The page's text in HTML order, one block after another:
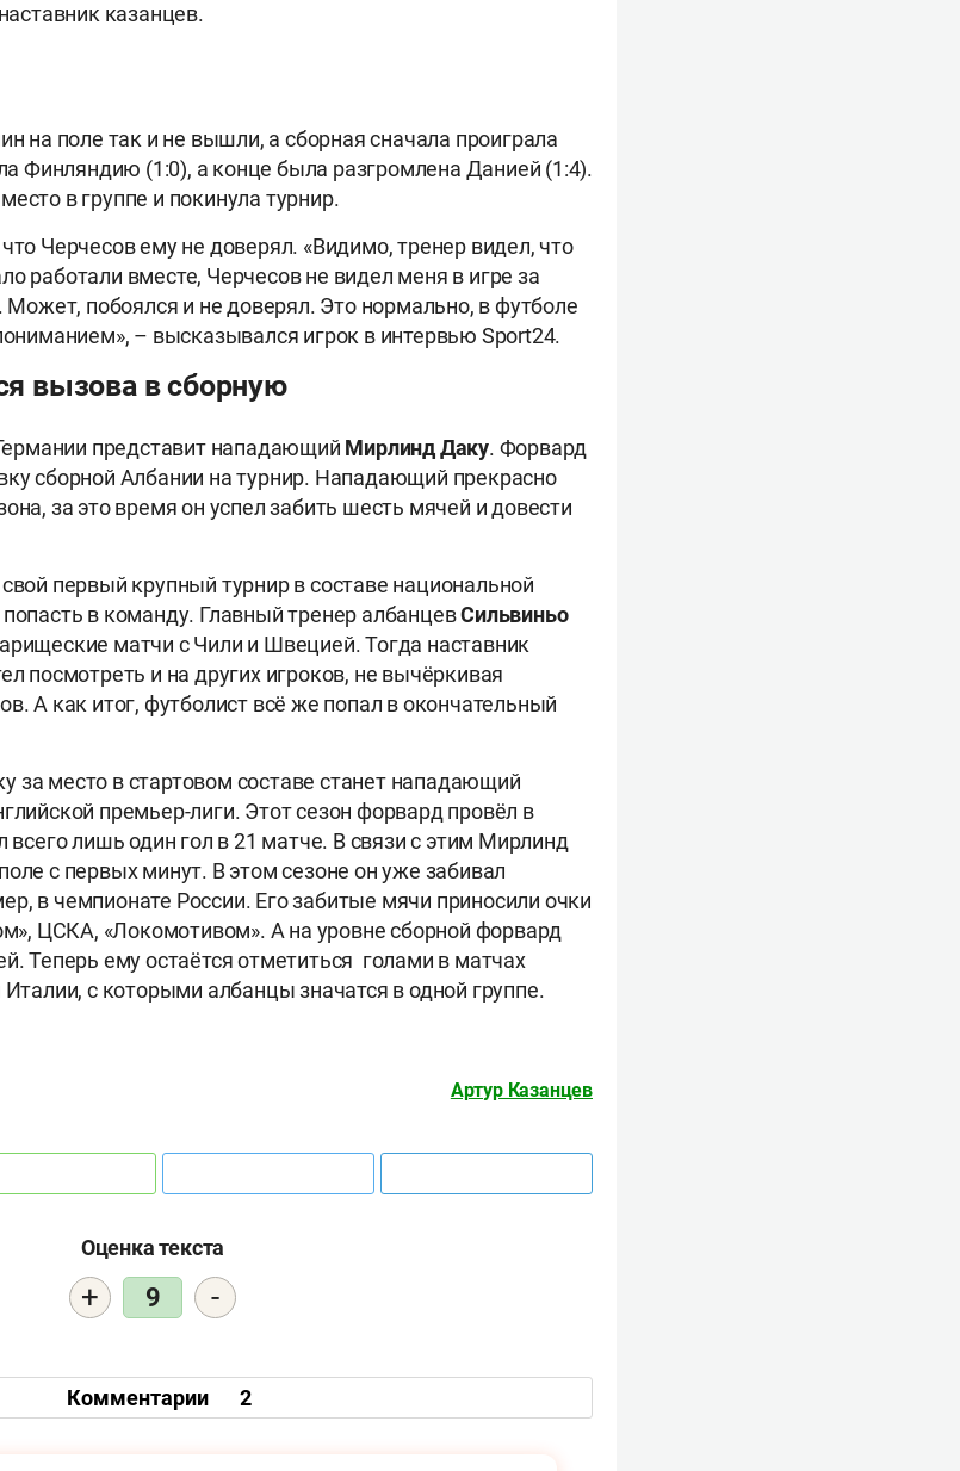
казанцев.
на поле так и не вышли, а сборная сначала проиграла
Финляндию (1:0), а конце была разгромлена Данией (1:4).
в группе и покинула турнир.
Черчесов ему не доверял. «Видимо, тренер видел, что
работали вместе, Черчесов не видел меня в игре за
Может, побоялся и не доверял. Это нормально, в футболе
– высказывался игрок в интервью Sport24.
вызова в сборную
представит нападающий Мирлинд Даку. Форвард
сборной Албании на турнир. Нападающий прекрасно
за это время он успел забить шесть мячей и довести
первый крупный турнир в составе национальной
в команду. Главный тренер албанцевСильвиньо
матчи с Чили и Швецией. Тогда наставник
посмотреть и на других игроков, не вычёркивая
А как итог, футболист всё же попал в окончательный
за место в стартовом составе станет нападающий
премьер-лиги. Этот сезон форвард провёл в
всего лишь один гол в 21 матче. В связи с этим Мирлинд
с первых минут. В этом сезоне он уже забивал
в чемпионате России. Его забитые мячи приносили очки
ЦСКА, «Локомотивом». А на уровне сборной форвард
Теперь ему остаётся отметиться голами в матчах
с которыми албанцы значатся в одной группе.
Артур Казанцев
Оценка текста
+ 9 -
Комментарии 2